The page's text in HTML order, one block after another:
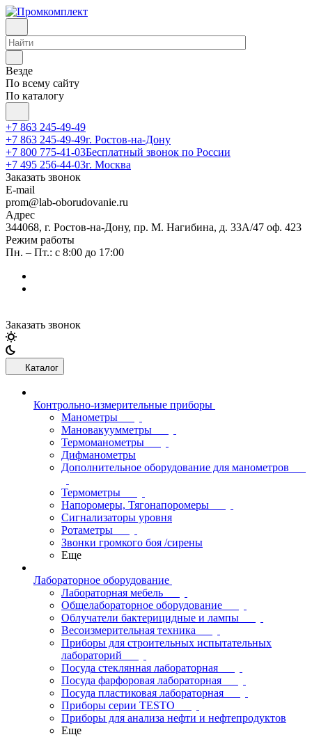
Везде
По всему сайту
По каталогу
+7 863 245-49-49
+7 863 245-49-49г. Ростов-на-Дону
+7 800 775-41-03Бесплатный звонок по России
+7 495 256-44-03г. Москва
Заказать звонок
E-mail
prom@lab-oborudovanie.ru
Адрес
344068, г. Ростов-на-Дону, пр. М. Нагибина, д. 33А/47 оф. 423
Режим работы
Пн. – Пт.: с 8:00 до 17:00
Заказать звонок
Каталог
Контрольно-измерительные приборы
Манометры
Мановакуумметры
Термоманометры
Дифманометры
Дополнительное оборудование для манометров
Термометры
Напоромеры, Тягонапоромеры
Сигнализаторы уровня
Ротаметры
Звонки громкого боя /сирены
Еще
Лабораторное оборудование
Лабораторная мебель
Общелабораторное оборудование
Облучатели бактерицидные и лампы
Весоизмерительная техника
Приборы для строительных испытательных
лабораторий
Посуда стеклянная лабораторная
Посуда фарфоровая лабораторная
Посуда пластиковая лабораторная
Приборы серии TESTO
Приборы для анализа нефти и нефтепродуктов
Еще